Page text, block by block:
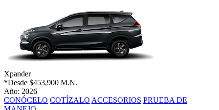
Xpander
*Desde $453,900 M.N.
Año: 2026
CONÓCELO COTÍZALO ACCESORIOS PRUEBA DE